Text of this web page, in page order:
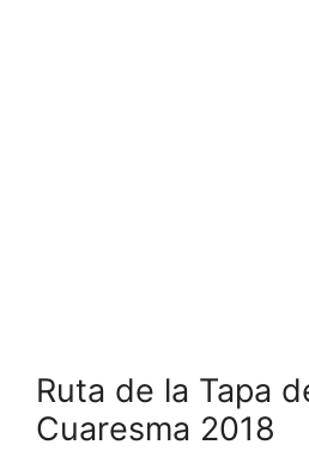
Ruta de la Tapa
Cuaresma 2018